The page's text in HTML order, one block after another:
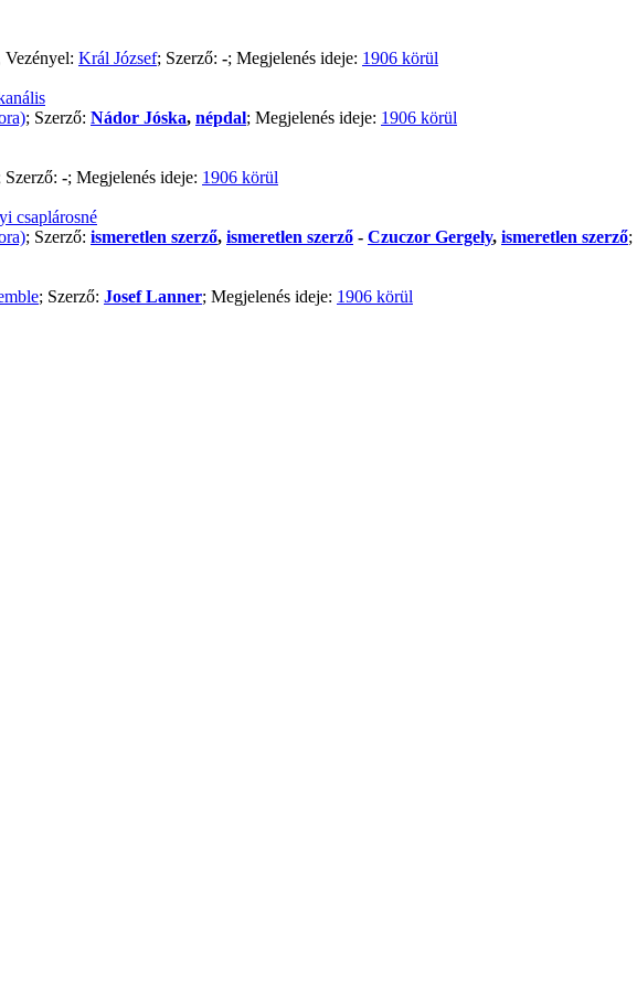
Vezényel: Král József; Szerző: -; Megjelenés ideje: 1906 körül
; Szerző: Nádor Jóska, népdal; Megjelenés ideje: 1906 körül
Szerző: -; Megjelenés ideje: 1906 körül
csaplárosné
; Szerző: ismeretlen szerző, ismeretlen szerző - Czuczor Gergely, ismeretlen szerző;
; Szerző: Josef Lanner; Megjelenés ideje: 1906 körül